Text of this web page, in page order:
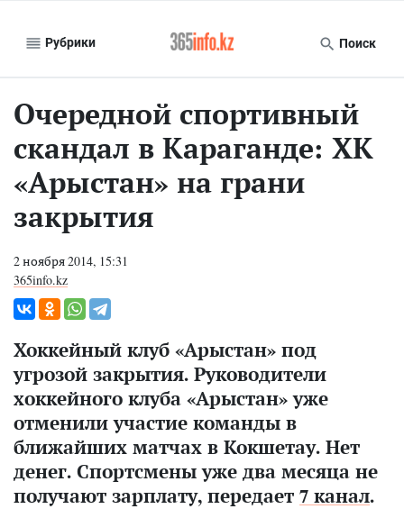
Рубрики Поиск
Очередной спортивный
скандал в Караганде: ХК
«Арыстан» на грани
закрытия
2 ноября 2014, 15:31
365info.kz
Хоккейный клуб «Арыстан» под
угрозой закрытия. Руководители
хоккейного клуба «Арыстан» уже
отменили участие команды в
ближайших матчах в Кокшетау. Нет
денег. Спортсмены уже два месяца не
получают зарплату, передает 7 канал.